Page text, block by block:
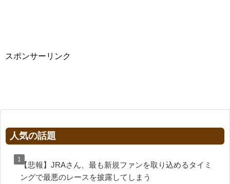
スポンサーリンク
人気の話題
【悲報】JRAさん、最も新規ファンを取り込めるタイミ
ングで最悪のレースを披露してしまう